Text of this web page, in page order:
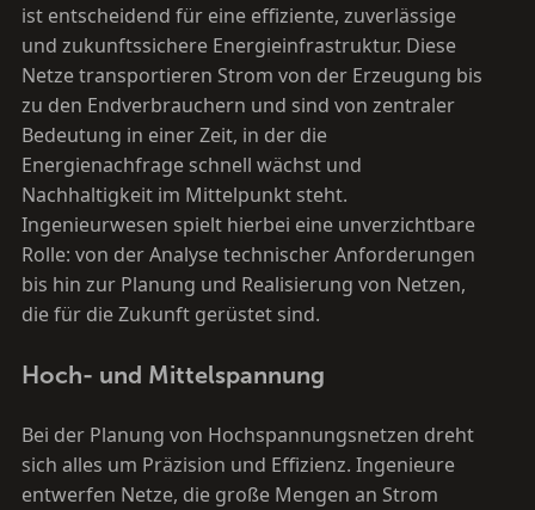
ist entscheidend für eine effiziente, zuverlässige
und zukunftssichere Energieinfrastruktur. Diese
Netze transportieren Strom von der Erzeugung bis
zu den Endverbrauchern und sind von zentraler
Bedeutung in einer Zeit, in der die
Energienachfrage schnell wächst und
Nachhaltigkeit im Mittelpunkt steht.
Ingenieurwesen spielt hierbei eine unverzichtbare
Rolle: von der Analyse technischer Anforderungen
bis hin zur Planung und Realisierung von Netzen,
die für die Zukunft gerüstet sind.
Hoch- und Mittelspannung
Bei der Planung von Hochspannungsnetzen dreht
sich alles um Präzision und Effizienz. Ingenieure
entwerfen Netze, die große Mengen an Strom